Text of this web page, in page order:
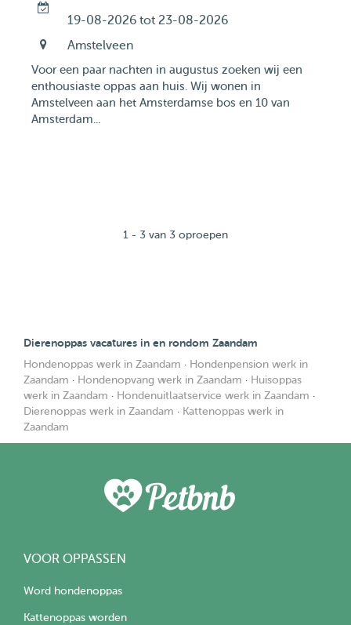
19-08-2026 tot 23-08-2026
Amstelveen
Voor een paar nachten in augustus zoeken wij een
enthousiaste oppas aan huis. Wij wonen in
Amstelveen aan het Amsterdamse bos en 10 van
Amsterdam...
1 - 3 van 3 oproepen
Dierenoppas vacatures in en rondom Zaandam
Hondenoppas werk in Zaandam · Hondenpension werk in
Zaandam · Hondenopvang werk in Zaandam · Huisoppas
werk in Zaandam · Hondenuitlaatservice werk in Zaandam ·
Dierenoppas werk in Zaandam · Kattenoppas werk in
Zaandam
VOOR OPPASSEN
Word hondenoppas
Kattenoppas worden